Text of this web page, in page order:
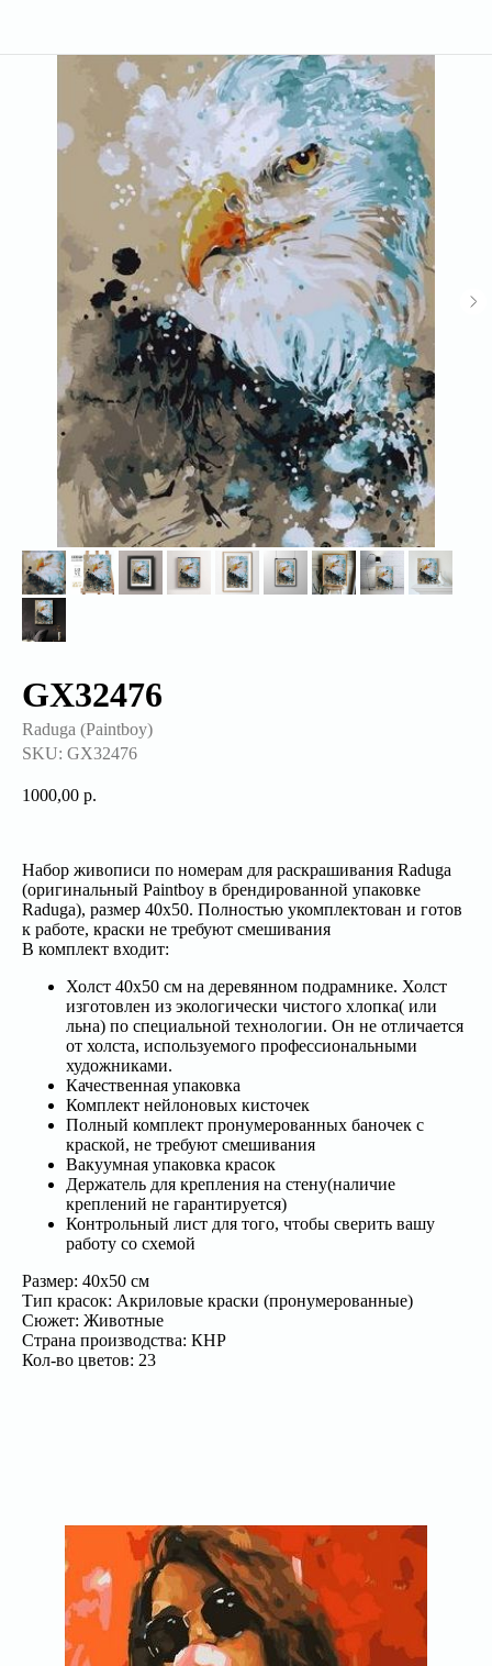
GX32476
Raduga (Paintboy)
SKU: GX32476
1000,00 р.
Набор живописи по номерам для раскрашивания Raduga
(оригинальный Paintboy в брендированной упаковке
Raduga), размер 40x50. Полностью укомплектован и готов
к работе, краски не требуют смешивания
В комплект входит:
Холст 40x50 см на деревянном подрамнике. Холст
изготовлен из экологически чистого хлопка( или
льна) по специальной технологии. Он не отличается
от холста, используемого профессиональными
художниками.
Качественная упаковка
Комплект нейлоновых кисточек
Полный комплект пронумерованных баночек с
краской, не требуют смешивания
Вакуумная упаковка красок
Держатель для крепления на стену(наличие
креплений не гарантируется)
Контрольный лист для того, чтобы сверить вашу
работу со схемой
Размер: 40х50 см
Тип красок: Акриловые краски (пронумерованные)
Сюжет: Животные
Страна производства: КНР
Кол-во цветов: 23